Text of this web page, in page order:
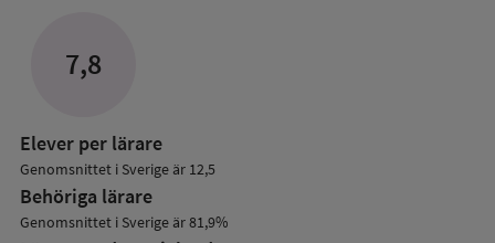
7,8
Elever per lärare
Genomsnittet i Sverige är 12,5
Behöriga lärare
Genomsnittet i Sverige är 81,9%